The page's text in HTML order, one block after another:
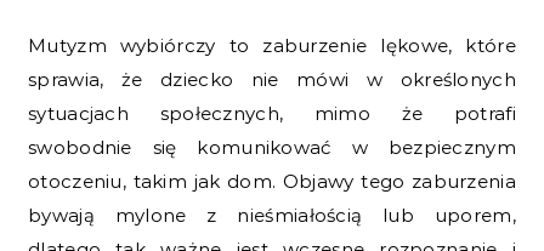
Mutyzm wybiórczy to zaburzenie lękowe, które
sprawia, że dziecko nie mówi w określonych
sytuacjach społecznych, mimo że potrafi
swobodnie się komunikować w bezpiecznym
otoczeniu, takim jak dom. Objawy tego zaburzenia
bywają mylone z nieśmiałością lub uporem,